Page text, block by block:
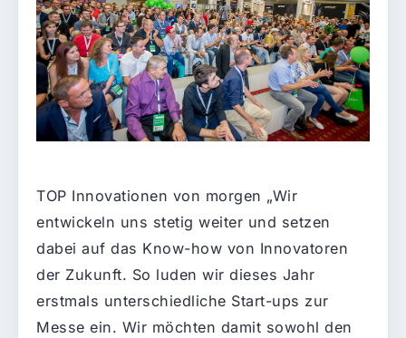
TOP Innovationen von morgen „Wir
entwickeln uns stetig weiter und setzen
dabei auf das Know-how von Innovatoren
der Zukunft. So luden wir dieses Jahr
erstmals unterschiedliche Start-ups zur
Messe ein. Wir möchten damit sowohl den